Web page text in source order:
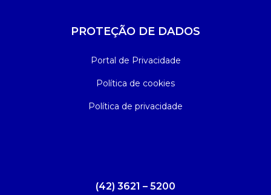
PROTEÇÃO DE DADOS
Portal de Privacidade
Política de cookies
Política de privacidade
(42) 3621 – 5200